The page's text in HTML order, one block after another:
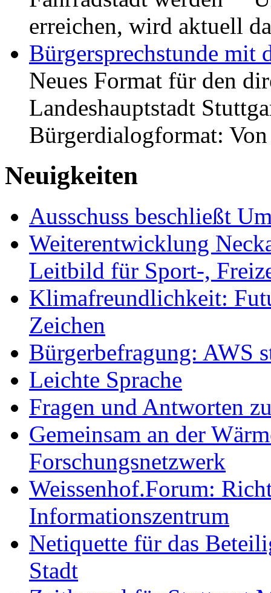
erreichen, wird aktuell
Bürgersprechstunde mit
Neues Format für den
Landeshauptstadt
Bürgerdialogformat:
Neuigkeiten
Ausschuss beschließt
Weiterentwicklung
Leitbild für Sport-,
Klimafreundlichkeit:
Zeichen
Bürgerbefragung: AWS
Leichte Sprache
Fragen und Antworten
Gemeinsam an der
Forschungsnetzwerk
Weissenhof.Forum:
Informationszentrum
Netiquette für das
Stadt